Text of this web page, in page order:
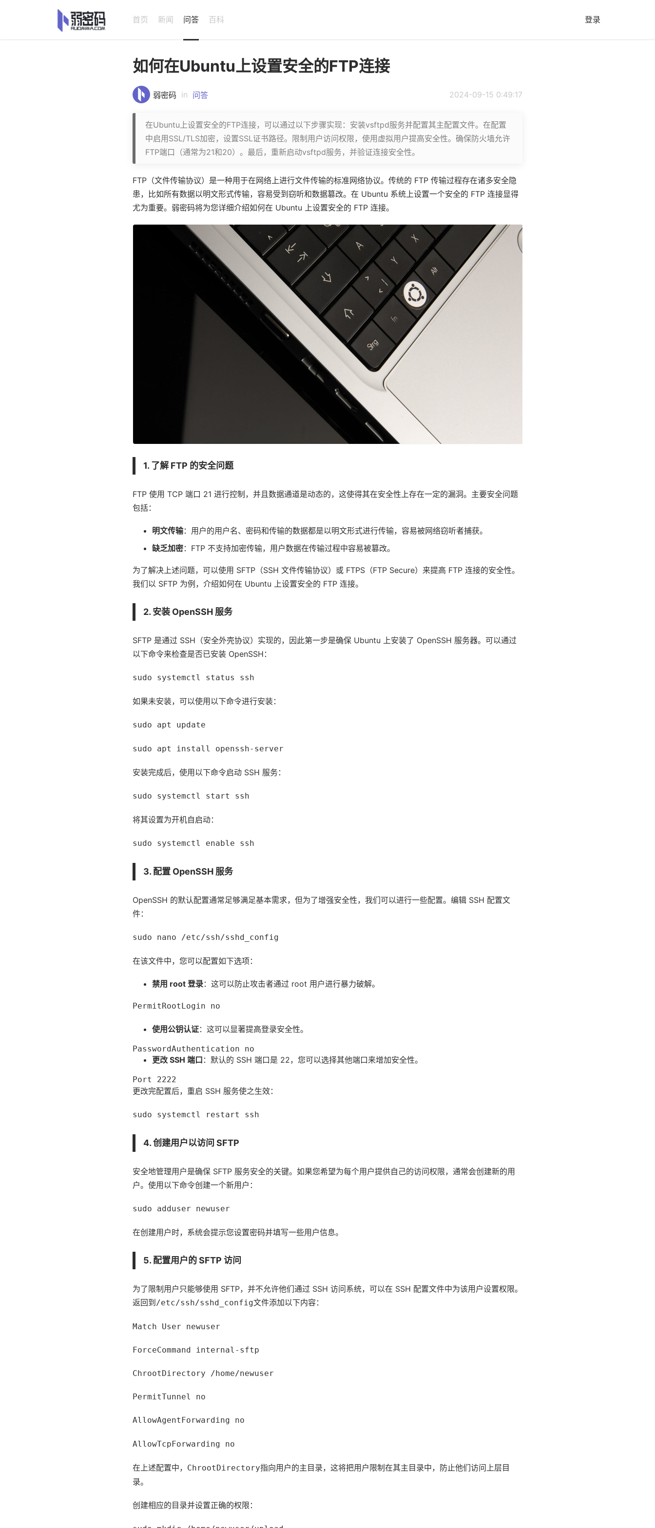
首页 新闻 问答 百科 登录
如何在Ubuntu上设置安全的FTP连接
弱密码 in 问答 2024-09-15 0:49:17
在Ubuntu上设置安全的FTP连接，可以通过以下步骤实现：安装vsftpd服务并配置其主配置文件。在配置
中启用SSL/TLS加密，设置SSL证书路径。限制用户访问权限，使用虚拟用户提高安全性。确保防火墙允许
FTP端口（通常为21和20）。最后，重新启动vsftpd服务，并验证连接安全性。
FTP（文件传输协议）是一种用于在网络上进行文件传输的标准网络协议。传统的 FTP 传输过程存在诸多安全隐
患，比如所有数据以明文形式传输，容易受到窃听和数据篡改。在 Ubuntu 系统上设置一个安全的 FTP 连接显得
尤为重要。 弱密码将为您详细介绍如何在 Ubuntu 上设置安全的 FTP 连接。
1. 了解 FTP 的安全问题
FTP 使用 TCP 端口 21 进行控制，并且数据通道是动态的，这使得其在安全性上存在一定的漏洞。主要安全问题
包括：
明文传输：用户的用户名、密码和传输的数据都是以明文形式进行传输，容易被网络窃听者捕获。
缺乏加密：FTP 不支持加密传输，用户数据在传输过程中容易被篡改。
为了解决上述问题，可以使用 SFTP（SSH 文件传输协议）或 FTPS（FTP Secure）来提高 FTP 连接的安全性。
我们以 SFTP 为例，介绍如何在 Ubuntu 上设置安全的 FTP 连接。
2. 安装 OpenSSH 服务
SFTP 是通过 SSH（安全外壳协议）实现的，因此第一步是确保 Ubuntu 上安装了 OpenSSH 服务器。可以通过
以下命令来检查是否已安装 OpenSSH：
sudo systemctl status ssh
如果未安装，可以使用以下命令进行安装：
sudo apt update
sudo apt install openssh-server
安装完成后，使用以下命令启动 SSH 服务：
sudo systemctl start ssh
将其设置为开机自启动：
sudo systemctl enable ssh
3. 配置 OpenSSH 服务
OpenSSH 的默认配置通常足够满足基本需求，但为了增强安全性，我们可以进行一些配置。编辑 SSH 配置文
件：
sudo nano /etc/ssh/sshd_config
在该文件中，您可以配置如下选项：
禁用 root 登录：这可以防止攻击者通过 root 用户进行暴力破解。
PermitRootLogin no
使用公钥认证：这可以显著提高登录安全性。
PasswordAuthentication no
更改 SSH 端口 ：默认的 SSH 端口是 22，您可以选择其他端口来增加安全性。
Port 2222
更改完配置后，重启 SSH 服务使之生效：
sudo systemctl restart ssh
4. 创建用户以访问 SFTP
安全地管理用户是确保 SFTP 服务安全的关键。如果您希望为每个用户提供自己的访问权限，通常会创建新的用
户。使用以下命令创建一个新用户：
sudo adduser newuser
在创建用户时，系统会提示您设置密码并填写一些用户信息。
5. 配置用户的 SFTP 访问
为了限制用户只能够使用 SFTP，并不允许他们通过 SSH 访问系统，可以在 SSH 配置文件中为该用户设置权限。
返回到 /etc/ssh/sshd_config文件添加以下内容：
Match User newuser
ForceCommand internal-sftp
ChrootDirectory /home/newuser
PermitTunnel no
AllowAgentForwarding no
AllowTcpForwarding no
在上述配置中， ChrootDirectory指向用户的主目录，这将把用户限制在其主目录中，防止他们访问上层目
录。
创建相应的目录并设置正确的权限：